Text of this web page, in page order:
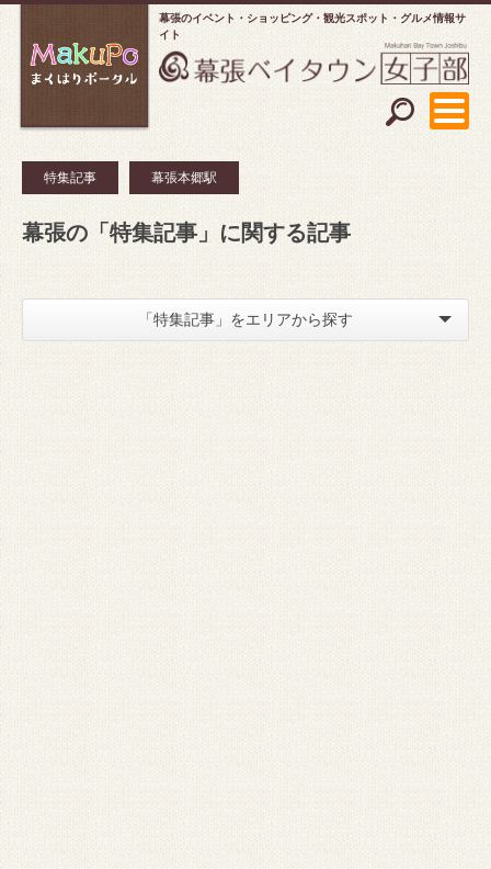
幕張のイベント・ショッピング
観光スポット・グルメ情報サ
イト
特集記事 幕張本郷駅
幕張の「特集記事」に関する記事
「特集記事」をエリアから探す